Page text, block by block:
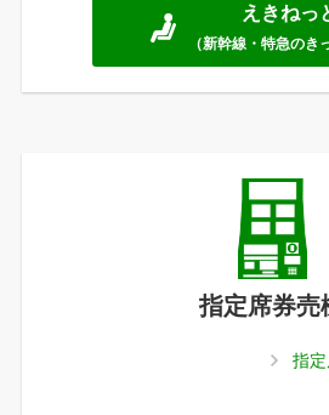
えきねっ
（新幹線・特急のき
指定席券売
指